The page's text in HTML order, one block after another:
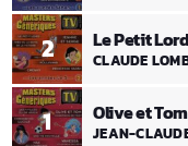
1 Olive et
JEAN-
2 Le Petit Lord
CLAUDE